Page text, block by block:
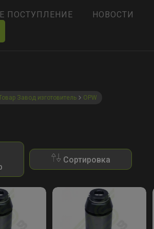
ПОСТУПЛЕНИЕ НОВОСТИ
Завод изготовитель OPW
Сортировка